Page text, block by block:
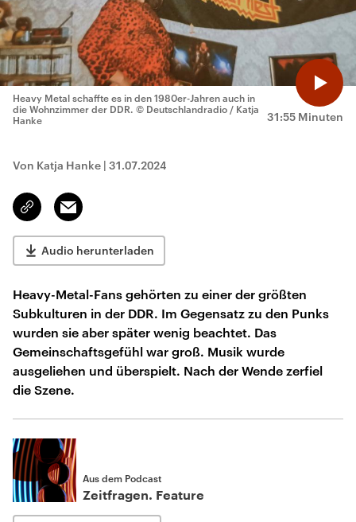
31:55 Minuten
Heavy Metal schaffte es in den 1980er-Jahren auch in
die Wohnzimmer der DDR. © Deutschlandradio / Katja
Hanke
Von Katja Hanke | 31.07.2024
Link
kopieren/teilen
Email
Audio herunterladen
Heavy-Metal-Fans gehörten zu einer der größten
Subkulturen in der DDR. Im Gegensatz zu den Punks
wurden sie aber später wenig beachtet. Das
Gemeinschaftsgefühl war groß. Musik wurde
ausgeliehen und überspielt. Nach der Wende zerfiel
die Szene.
Aus dem Podcast
Zeitfragen. Feature